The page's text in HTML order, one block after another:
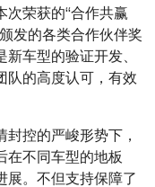
次荣获的“合作共赢
发的各类合作伙伴奖
新车型的验证开发、
队的高度认可，有效
封控的严峻形势下，
在不同车型的地板
展。不但支持保障了